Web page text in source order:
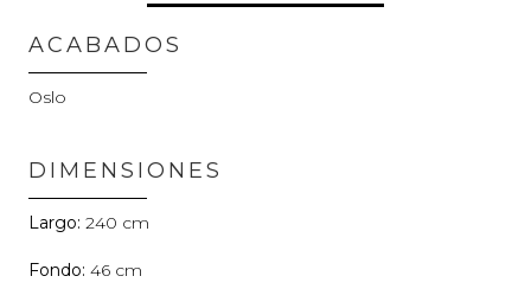
ACABADOS
Oslo
DIMENSIONES
240
46